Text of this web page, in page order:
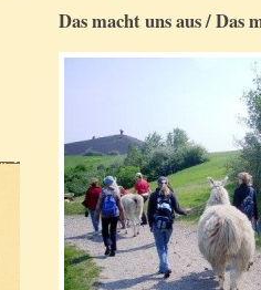
Das macht uns aus / Das